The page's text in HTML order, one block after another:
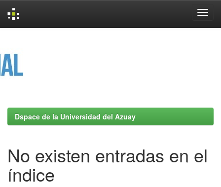
Dspace de la Universidad del Azuay
No existen entradas en el
índice